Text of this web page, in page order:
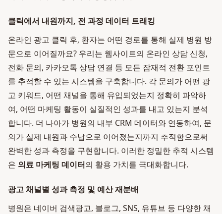
클릭에서 내원까지, 전 과정 데이터 트래킹
온라인 광고 클릭 후, 환자는 어떤 경로를 통해 실제 병원 방
문으로 이어질까요? 우리는 웹사이트의 온라인 상담 신청,
전화 문의, 카카오톡 상담 연결 등 모든 잠재적 전환 포인트
를 추적할 수 있는 시스템을 구축합니다. 각 문의가 어떤 광
고 키워드, 어떤 채널을 통해 유입되었는지 정확히 파악하
여, 어떤 마케팅 활동이 실질적인 성과를 내고 있는지 분석
합니다. 더 나아가 병원의 내부 CRM 데이터와 연동하여, 문
의가 실제 내원과 수납으로 이어졌는지까지 추적함으로써
완벽한 성과 측정을 구현합니다. 이러한 정밀한 추적 시스템
은 의료 마케팅 데이터의 활용 가치를 극대화합니다.
광고 채널별 성과 측정 및 예산 재분배
병원은 네이버 검색광고, 블로그, SNS, 유튜브 등 다양한 채